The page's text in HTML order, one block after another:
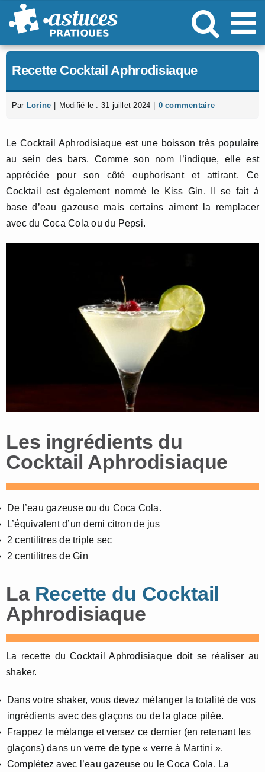
Passer
au
Recette Cocktail Aphrodisiaque
Par Lorine Modifié le : 31 juillet 2024 0 commentaire
Le Cocktail Aphrodisiaque est une boisson très populaire
au sein des bars. Comme son nom l’indique, elle est
appréciée pour son côté euphorisant et attirant. Ce
Cocktail est également nommé le Kiss Gin. Il se fait à
base d’eau gazeuse mais certains aiment la remplacer
avec du Coca Cola ou du Pepsi.
Les ingrédients du
Cocktail Aphrodisiaque
De l’eau gazeuse ou du Coca Cola.
L’équivalent d’un demi citron de jus
2 centilitres de triple sec
2 centilitres de Gin
La Recette du Cocktail
Aphrodisiaque
La recette du Cocktail Aphrodisiaque doit se réaliser au
shaker.
Dans votre shaker, vous devez mélanger la totalité de vos
ingrédients avec des glaçons ou de la glace pilée.
Frappez le mélange et versez ce dernier (en retenant les
glaçons) dans un verre de type « verre à Martini ».
Complétez avec l’eau gazeuse ou le Coca Cola. La